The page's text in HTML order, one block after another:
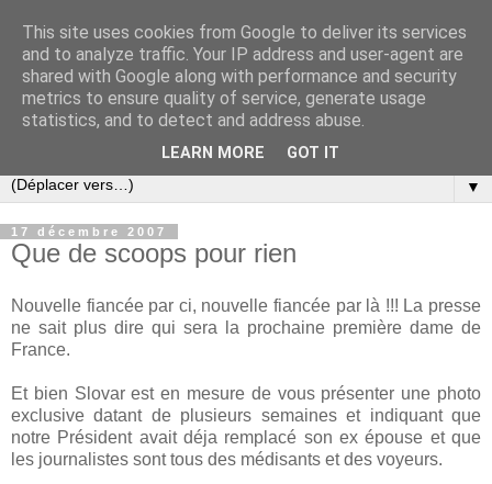
Slovar les Nouvelles
Blog citoyen d'informations, de décryptages et de
commentaires depuis 2005
▼
17 décembre 2007
Que de scoops pour rien
Nouvelle fiancée par ci, nouvelle fiancée par là !!! La presse
ne sait plus dire qui sera la prochaine première dame de
France.
Et bien Slovar est en mesure de vous présenter une photo
exclusive datant de plusieurs semaines et indiquant que
notre Président avait déja remplacé son ex épouse et que
les journalistes sont tous des médisants et des voyeurs.
This site uses cookies from Google to deliver its services
and to analyze traffic. Your IP address and user-agent are
shared with Google along with performance and security
metrics to ensure quality of service, generate usage
statistics, and to detect and address abuse.
LEARN MORE GOT IT